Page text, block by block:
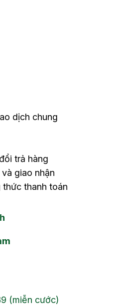
dịch chung
trả hàng
giao nhận
thanh toán
(miễn cước)